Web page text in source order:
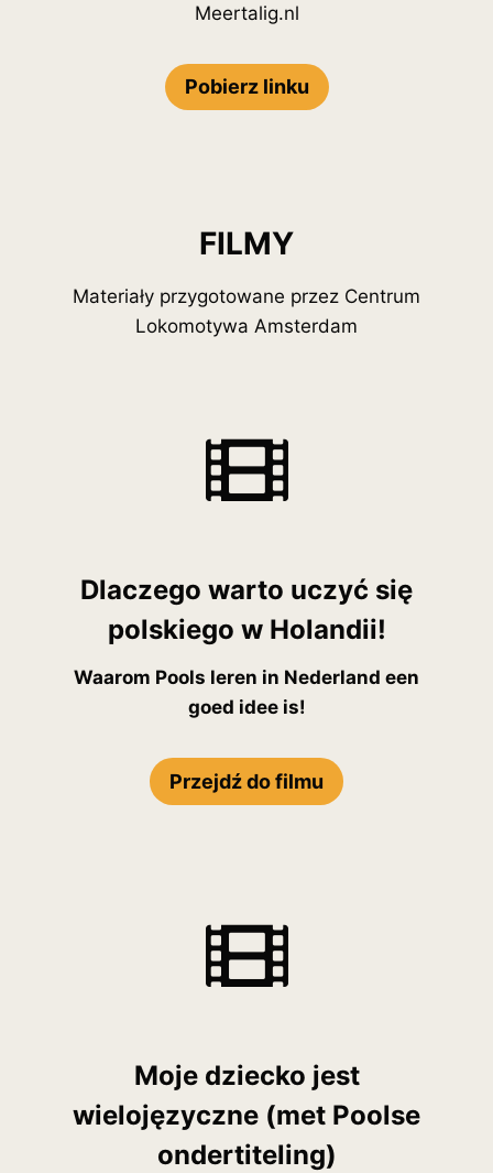
Meertalig.nl
Pobierz linku
FILMY
Materiały przygotowane przez Centrum
Lokomotywa Amsterdam
Dlaczego warto uczyć się
polskiego w Holandii!
Waarom Pools leren in Nederland een
goed idee is!
Przejdź do filmu
Moje dziecko jest
wielojęzyczne (met Poolse
ondertiteling)